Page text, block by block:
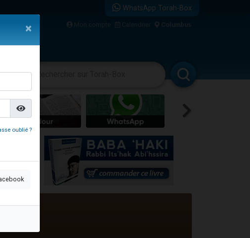
WhatsApp Torah-Box
Mon compte Calendrier Columbus
Divertissements
×
oublié ?